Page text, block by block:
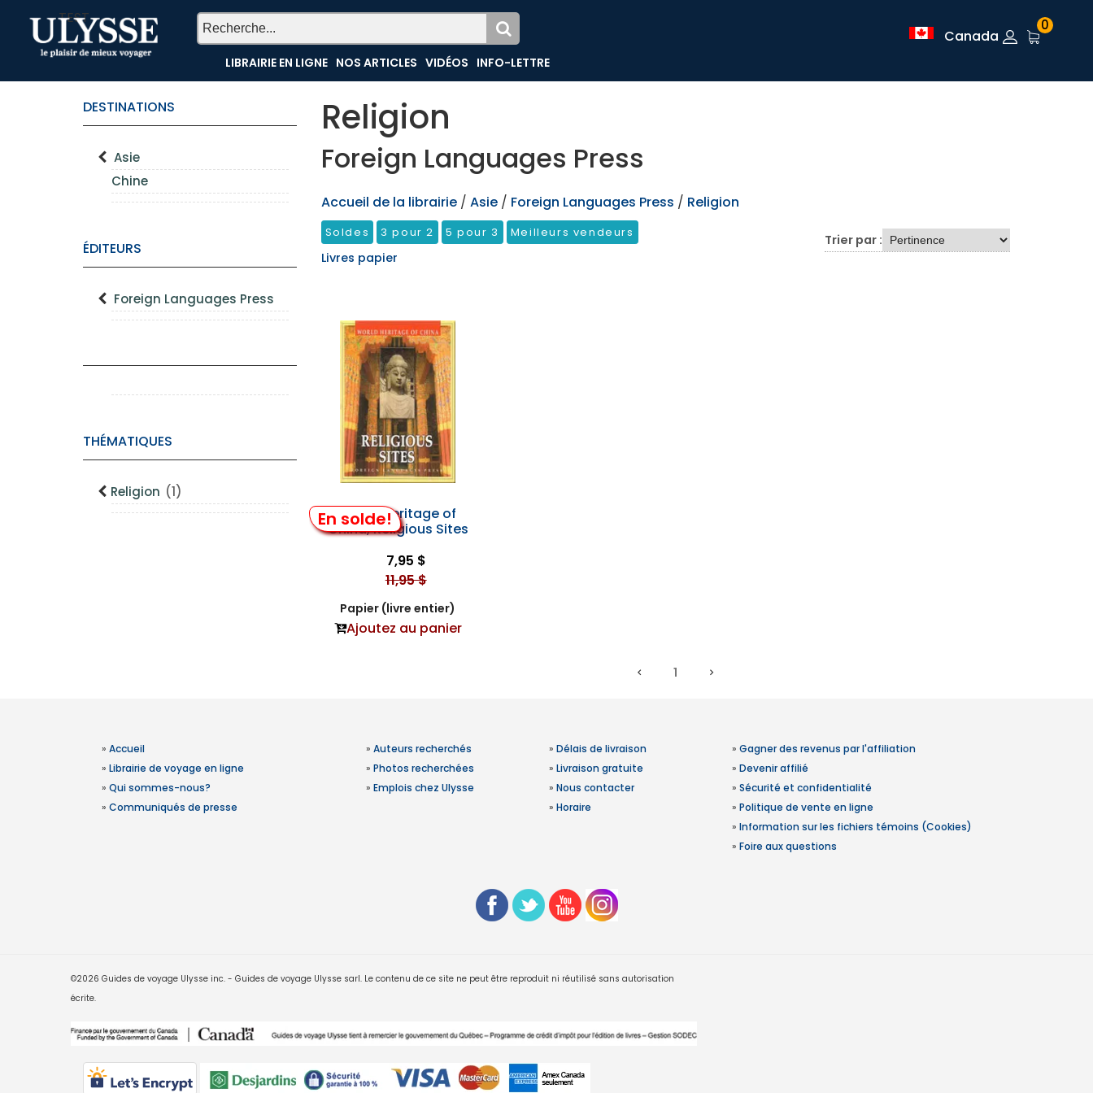
TEST
LIBRAIRIE EN LIGNE NOS ARTICLES VIDÉOS INFO-LETTRE
Canada
0
DESTINATIONS
Asie
Chine
ÉDITEURS
Foreign Languages Press
THÉMATIQUES
Religion (1)
Religion
Foreign Languages Press
Accueil de la librairie / Asie / Foreign Languages Press / Religion
Soldes 3 pour 2 5 pour 3 Meilleurs vendeurs
Livres papier
Trier par :
En solde!
World Heritage of
China, Religious Sites
7,95 $
11,95 $
Papier (livre entier)
Ajoutez au panier
1
» Accueil
» Librairie de voyage en ligne
» Qui sommes-nous?
» Communiqués de presse
» Auteurs recherchés
» Photos recherchées
» Emplois chez Ulysse
» Délais de livraison
» Livraison gratuite
» Nous contacter
» Horaire
» Gagner des revenus par l'affiliation
» Devenir affilié
» Sécurité et confidentialité
» Politique de vente en ligne
» Information sur les fichiers témoins (Cookies)
» Foire aux questions
©2026 Guides de voyage Ulysse inc. - Guides de voyage Ulysse sarl. Le contenu de ce site ne peut être reproduit ni réutilisé sans autorisation
écrite.